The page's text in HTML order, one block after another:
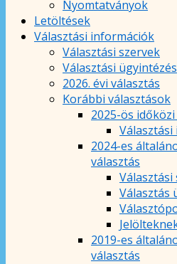
Nyomtatványok
Letöltések
Választási információk
Választási szervek
Választási ügyintézés
2026. évi választás
Korábbi választások
2025-ös
2024-es
választás
Választási
Választás
2019-es
választás